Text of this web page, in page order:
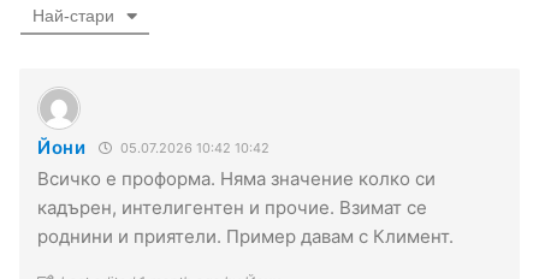
Най-стари
Йони 05.07.2026 10:42 10:42
Всичко е проформа. Няма значение колко си
кадърен, интелигентен и прочие. Взимат се
роднини и приятели. Пример давам с Климент.